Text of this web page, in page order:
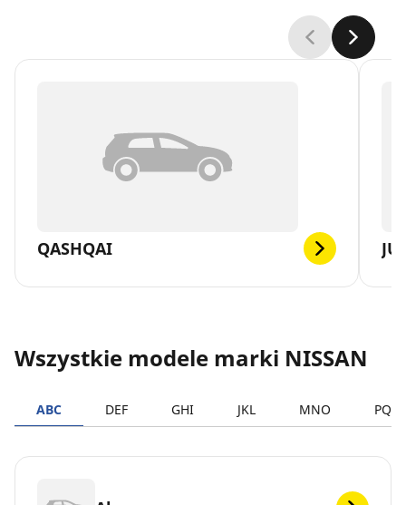
QASHQAI
Wszystkie modele marki NISSAN
ABC DEF GHI JKL MNO PQRS